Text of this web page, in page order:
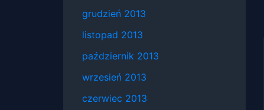
grudzień 2013
listopad 2013
październik 2013
wrzesień 2013
czerwiec 2013